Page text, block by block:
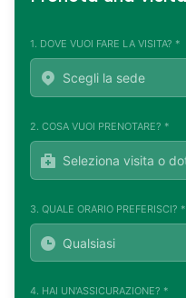
1. DOVE VUOI FARE LA VISITA? *
2. COSA VUOI PRENOTARE? *
3. QUALE ORARIO PREFERISCI? *
4. HAI UN'ASSICURAZIONE? *